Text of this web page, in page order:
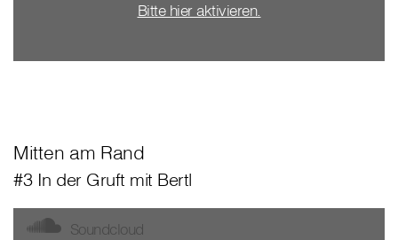
Bitte hier aktivieren.
Mitten am Rand
#3 In der Gruft mit Bertl
Soundcloud